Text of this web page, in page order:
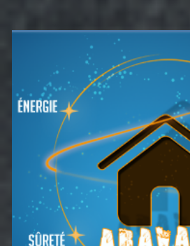
Barre
latérale
principale